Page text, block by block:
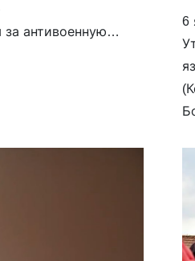
антивоенную
6